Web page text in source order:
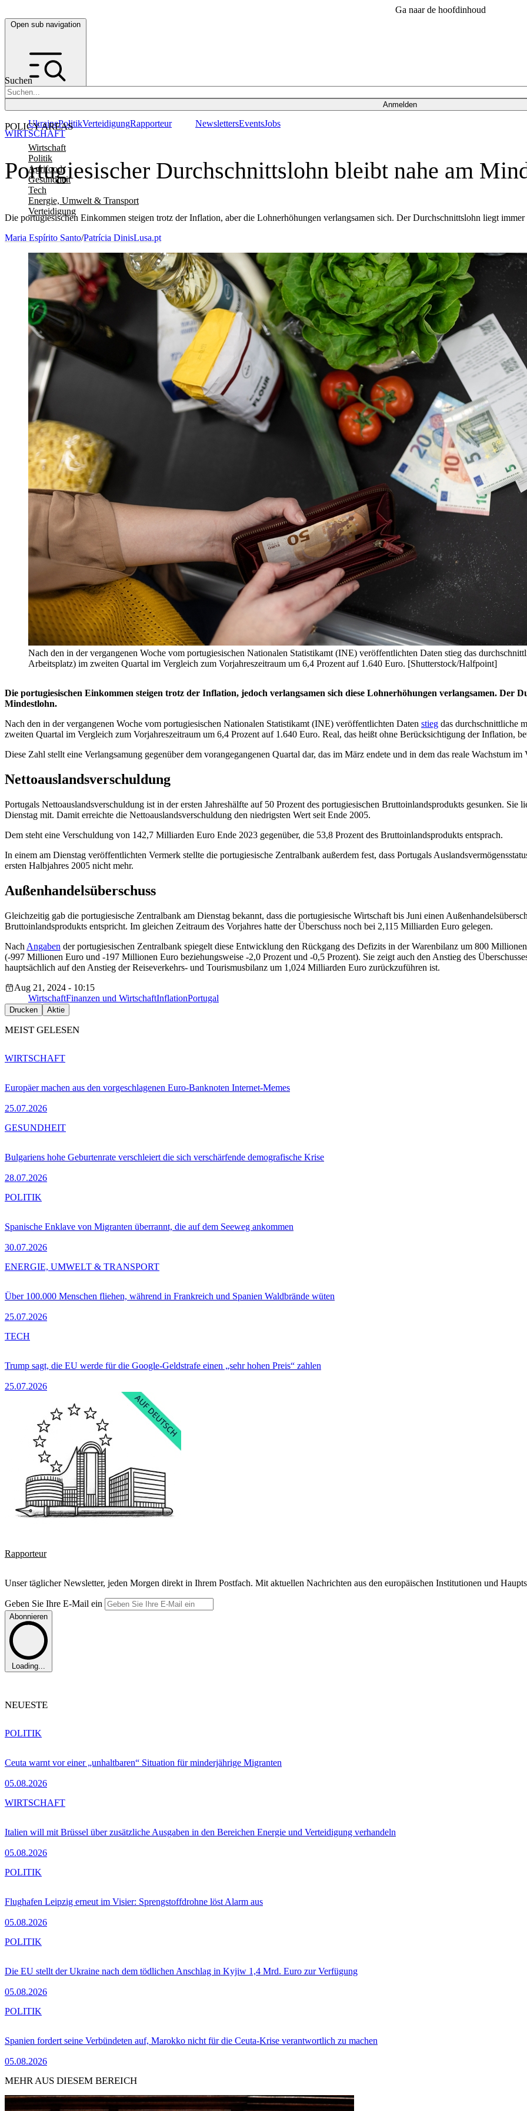
Ga naar de hoofdinhoud
Open sub navigation
Suchen
Anmelden
POLICY AREAS
Wirtschaft
Politik
Agrifood
Gesundheit
Tech
Energie, Umwelt & Transport
Verteidigung
UkrainePolitikVerteidigungRapporteur NewslettersEventsJobs
Portugiesischer Durchschnittslohn bleibt nahe am
Die portugiesischen Einkommen steigen trotz der Inflation, aber die Lohnerhöhungen verlangsamen sich. Der Durchschnittslohn liegt
WIRTSCHAFT
Maria Espírito Santo/Patrícia DinisLusa.pt
Nach den in der vergangenen Woche vom portugiesischen Nationalen Statistikamt (INE) veröffentlichten Daten stieg das
Arbeitsplatz) im zweiten Quartal im Vergleich zum Vorjahreszeitraum um 6,4 Prozent auf 1.640 Euro. [Shutterstock/Halfpoint]
Die portugiesischen Einkommen steigen trotz der Inflation, jedoch verlangsamen sich diese Lohnerhöhungen verlangsamen. Der
Mindestlohn.
Nach den in der vergangenen Woche vom portugiesischen Nationalen Statistikamt (INE) veröffentlichten Daten stieg das durchschnittliche
zweiten Quartal im Vergleich zum Vorjahreszeitraum um 6,4 Prozent auf 1.640 Euro. Real, das heißt ohne Berücksichtigung der Inflation,
Diese Zahl stellt eine Verlangsamung gegenüber dem vorangegangenen Quartal dar, das im März endete und in dem das reale Wachstum
Nettoauslandsverschuldung
Portugals Nettoauslandsverschuldung ist in der ersten Jahreshälfte auf 50 Prozent des portugiesischen Bruttoinlandsprodukts gesunken.
Dienstag mit. Damit erreichte die Nettoauslandsverschuldung den niedrigsten Wert seit Ende 2005.
Dem steht eine Verschuldung von 142,7 Milliarden Euro Ende 2023 gegenüber, die 53,8 Prozent des Bruttoinlandsprodukts entsprach.
In einem am Dienstag veröffentlichten Vermerk stellte die portugiesische Zentralbank außerdem fest, dass Portugals
ersten Halbjahres 2005 nicht mehr.
Außenhandelsüberschuss
Gleichzeitig gab die portugiesische Zentralbank am Dienstag bekannt, dass die portugiesische Wirtschaft bis Juni einen
Bruttoinlandsprodukts entspricht. Im gleichen Zeitraum des Vorjahres hatte der Überschuss noch bei 2,115 Milliarden Euro gelegen.
Nach Angaben der portugiesischen Zentralbank spiegelt diese Entwicklung den Rückgang des Defizits in der Warenbilanz um 800
(-997 Millionen Euro und -197 Millionen Euro beziehungsweise -2,0 Prozent und -0,5 Prozent). Sie zeigt auch den Anstieg des
hauptsächlich auf den Anstieg der Reiseverkehrs- und Tourismusbilanz um 1,024 Milliarden Euro zurückzuführen ist.
Aug 21, 2024 - 10:15
WirtschaftFinanzen und WirtschaftInflationPortugal
Drucken Aktie
MEIST GELESEN
Europäer machen aus den vorgeschlagenen Euro-Banknoten Internet-Memes
25.07.2026
WIRTSCHAFT
Bulgariens hohe Geburtenrate verschleiert die sich verschärfende demografische Krise
28.07.2026
GESUNDHEIT
Spanische Enklave von Migranten überrannt, die auf dem Seeweg ankommen
30.07.2026
POLITIK
Über 100.000 Menschen fliehen, während in Frankreich und Spanien Waldbrände wüten
25.07.2026
ENERGIE, UMWELT & TRANSPORT
Trump sagt, die EU werde für die Google-Geldstrafe einen „sehr hohen Preis“ zahlen
25.07.2026
TECH
Rapporteur
Unser täglicher Newsletter, jeden Morgen direkt in Ihrem Postfach. Mit aktuellen Nachrichten aus den europäischen Institutionen und
Geben Sie Ihre E-Mail ein
Abonnieren
Loading...
NEUESTE
Ceuta warnt vor einer „unhaltbaren“ Situation für minderjährige Migranten
05.08.2026
POLITIK
Italien will mit Brüssel über zusätzliche Ausgaben in den Bereichen Energie und Verteidigung verhandeln
05.08.2026
WIRTSCHAFT
Flughafen Leipzig erneut im Visier: Sprengstoffdrohne löst Alarm aus
05.08.2026
POLITIK
Die EU stellt der Ukraine nach dem tödlichen Anschlag in Kyjiw 1,4 Mrd. Euro zur Verfügung
05.08.2026
POLITIK
Spanien fordert seine Verbündeten auf, Marokko nicht für die Ceuta-Krise verantwortlich zu machen
05.08.2026
POLITIK
MEHR AUS DIESEM BEREICH